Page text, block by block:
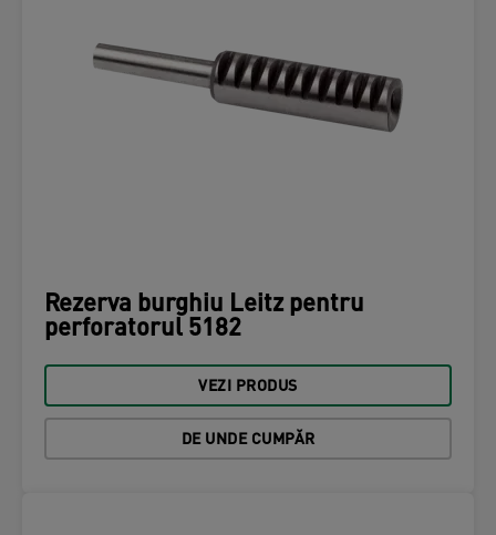
Rezerva burghiu Leitz pentru
perforatorul 5182
VEZI PRODUS
DE UNDE CUMPĂR